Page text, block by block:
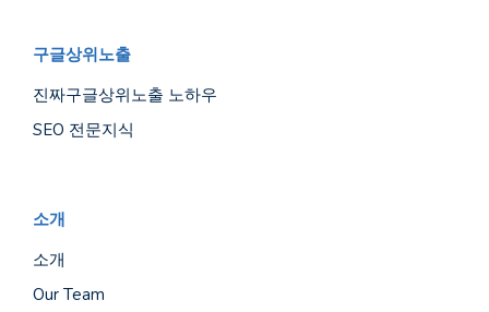
구글상위노출
진짜구글상위노출 노하우
SEO 전문지식
소개
소개
Our Team